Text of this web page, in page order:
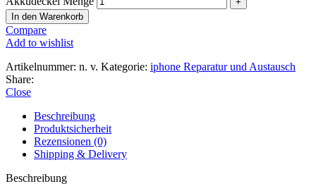
In den Warenkorb
Compare
Add to wishlist
Artikelnummer: n. v. Kategorie: iphone Reparatur und Austausch
Share:
Close
Beschreibung
Produktsicherheit
Rezensionen (0)
Shipping & Delivery
Beschreibung